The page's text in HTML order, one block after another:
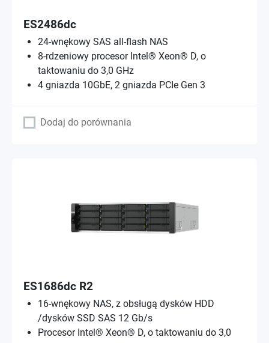
ES2486dc
24-wnękowy SAS all-flash NAS
8-rdzeniowy procesor Intel® Xeon® D, o
taktowaniu do 3,0 GHz
4 gniazda 10GbE, 2 gniazda PCIe Gen 3
Dodaj do porównania
ES1686dc R2
16-wnękowy NAS, z obsługą dysków HDD
/dysków SSD SAS 12 Gb/s
Procesor Intel® Xeon® D, o taktowaniu do 3,0